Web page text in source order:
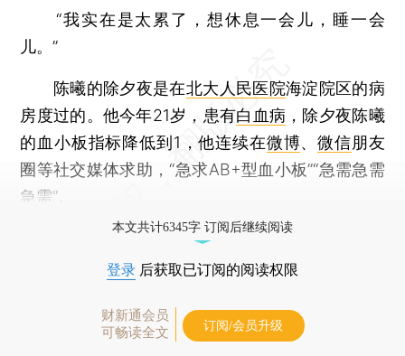
“我实在是太累了，想休息一会儿，睡一会
儿。”
陈曦的除夕夜是在北大人民医院海淀院区的病
房度过的。他今年21岁，患有白血病 ，除夕夜陈曦
的血小板指标降低到1，他连续在微博、微信朋友
圈等社交媒体求助，“急求AB+型血小板”“急需急需
急需”。
本文共计6345字 订阅后继续阅读
登录 后获取已订阅的阅读权限
财新通会员
可畅读全文
订阅/会员升级